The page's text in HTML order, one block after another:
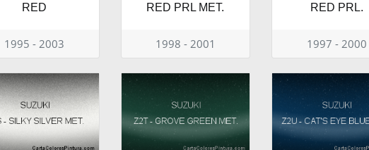
RED
1995 - 2003
RED PRL MET.
1998 - 2001
RED PRL.
1997 - 2000